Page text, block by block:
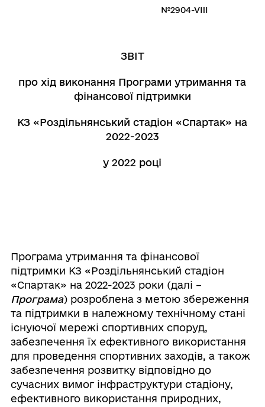
№2904-VIII
ЗВІТ
про хід виконання Програми утримання та
фінансової підтримки
КЗ «Роздільнянський стадіон «Спартак» на
2022-2023
у 2022 році
Програма утримання та фінансової
підтримки КЗ «Роздільнянський стадіон
«Спартак» на 2022-2023 роки (далі –
Програма) розроблена з метою збереження
та підтримки в належному технічному стані
існуючої мережі спортивних споруд,
забезпечення їх ефективного використання
для проведення спортивних заходів, а також
забезпечення розвитку відповідно до
сучасних вимог інфраструктури стадіону,
ефективного використання природних,